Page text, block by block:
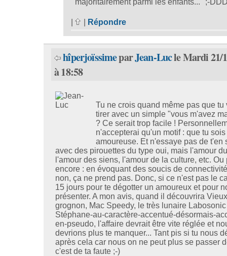
majoritairement parmi les enfants..." ;-
Répondre
hîperjoïssimeparJean-Lucle Mardi 21/
à 18:58
Tu ne crois quand même pas que tu
tirer avec un simple "vous m'avez
? Ce serait trop facile !
n'accepterai qu'un motif : que tu sois
amoureuse. Et n'essaye pas de t'en
avec des pirouettes du type oui, mais l'amour
l'amour des siens, l'amour de la culture, etc. Ou
encore : en évoquant des soucis de
non, ça ne prend pas. Donc, si ce n'est pas le
15 jours pour te dégotter un amoureux et pour
présenter. A mon avis, quand il découvrira
grognon, Mac Speedy, le très lunaire
Stéphane-au-caractère-accentué-désormais-
en-pseudo, l'affaire devrait être vite réglée et
devrions plus te manquer... Tant pis si tu nous
après cela car nous on ne peut plus se passer
c'est de ta faute ;-)